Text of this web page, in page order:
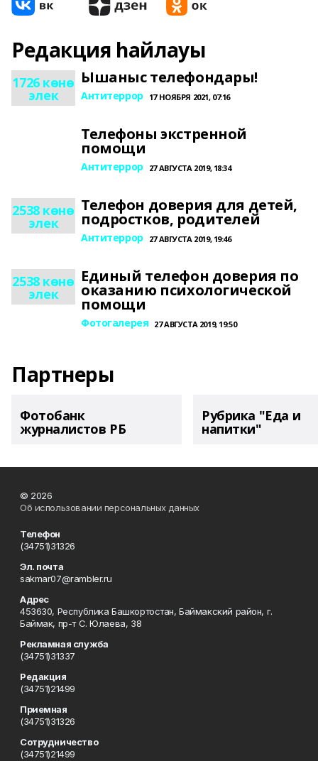
Редакция һайлауы
1726 көнө
элек
Ышаныс телефондары!
Антитеррор 17 НОЯБРЯ 2021, 07:16
Телефоны экстренной
помощи
Антитеррор 27 АВГУСТА 2019, 18:34
2538 көнө
элек
Телефон доверия для детей,
подростков, родителей
Антитеррор 27 АВГУСТА 2019, 19:46
2538 көнө
элек
Единый телефон доверия по
оказанию психологической
помощи
Фотогалерея 27 АВГУСТА 2019, 19:50
Партнеры
Фотобанк
журналистов РБ
Рубрика "Еда и
напитки"
© 2026
Об использовании персональных данных
Телефон
(34751)31326
Эл. почта
sakmar07@rambler.ru
Адрес
453630, Республика Башкортостан, Баймакский район, г.
Баймак, пр-т С. Юлаева, 38
Рекламная служба
(34751)31337
Редакция
(34751)21499
Приемная
(34751)31326
Сотрудничество
(34751)21499